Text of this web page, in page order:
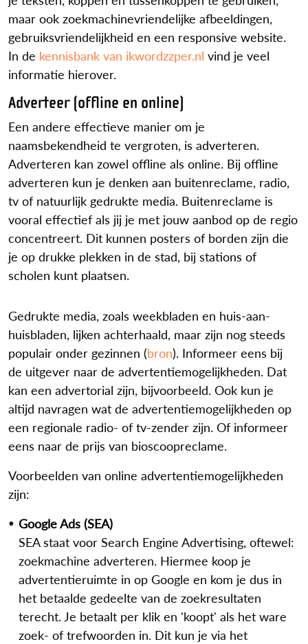
maar ook zoekmachinevriendelijke afbeeldingen,
gebruiksvriendelijkheid en een responsive website.
In de kennisbank van ikwordzzper.nl vind je veel
informatie hierover.
Adverteer (offline en online)
Een andere effectieve manier om je
naamsbekendheid te vergroten, is adverteren.
Adverteren kan zowel offline als online. Bij offline
adverteren kun je denken aan buitenreclame, radio,
tv of natuurlijk gedrukte media. Buitenreclame is
vooral effectief als jij je met jouw aanbod op de regio
concentreert. Dit kunnen posters of borden zijn die
je op drukke plekken in de stad, bij stations of
scholen kunt plaatsen.
Gedrukte media, zoals weekbladen en huis-aan-
huisbladen, lijken achterhaald, maar zijn nog steeds
populair onder gezinnen (bron). Informeer eens bij
de uitgever naar de advertentiemogelijkheden. Dat
kan een advertorial zijn, bijvoorbeeld. Ook kun je
altijd navragen wat de advertentiemogelijkheden op
een regionale radio- of tv-zender zijn. Of informeer
eens naar de prijs van bioscoopreclame.
Voorbeelden van online advertentiemogelijkheden
zijn:
Google Ads (SEA)
SEA staat voor Search Engine Advertising, oftewel:
zoekmachine adverteren. Hiermee koop je
advertentieruimte in op Google en kom je dus in
het betaalde gedeelte van de zoekresultaten
terecht. Je betaalt per klik en 'koopt' als het ware
zoek- of trefwoorden in. Dit kun je via het